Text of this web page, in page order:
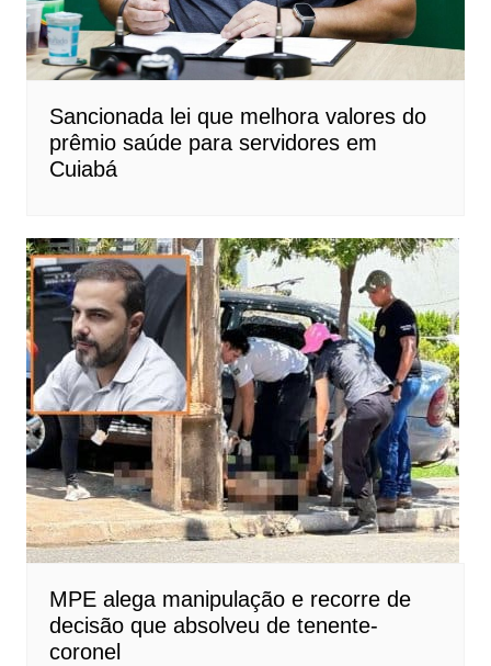
Sancionada lei que melhora valores do
prêmio saúde para servidores em
Cuiabá
MPE alega manipulação e recorre de
decisão que absolveu de tenente-
coronel